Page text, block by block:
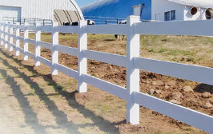
Spanish
Romanian
Dutch
Swedish
Greek